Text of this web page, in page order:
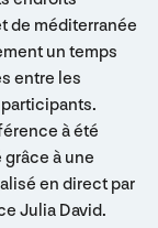
de méditerranée
un temps
entre les
à été
à une
en direct par
Julia David.